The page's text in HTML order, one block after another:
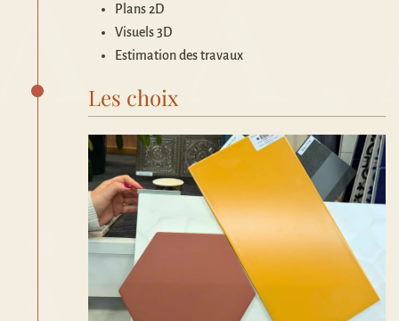
Plans 2D
Visuels 3D
Estimation des travaux
Les choix